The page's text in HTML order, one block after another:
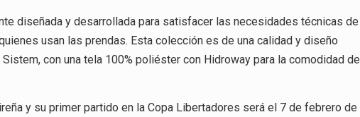
diseñada y desarrollada para satisfacer las necesidades técnicas de
usan las prendas. Esta colección es de una calidad y diseño
con una tela 100% poliéster con Hidroway para la comodidad de
y su primer partido en la Copa Libertadores será el 7 de febrero de